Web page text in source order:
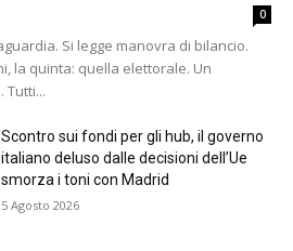
0
Si legge manovra di bilancio.
la quinta: quella elettorale. Un
Scontro sui fondi per gli hub, il governo
italiano deluso dalle decisioni dell’Ue
smorza i toni con Madrid
5 Agosto 2026